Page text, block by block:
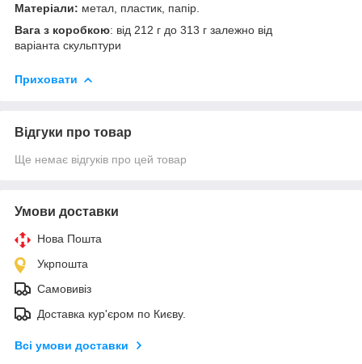
Матеріали: метал, пластик, папір.
Вага з коробкою: від 212 г до 313 г залежно від
варіанта скульптури
Приховати
Відгуки про товар
Ще немає відгуків про цей товар
Умови доставки
Нова Пошта
Укрпошта
Самовивіз
Доставка кур'єром по Києву.
Всі умови доставки